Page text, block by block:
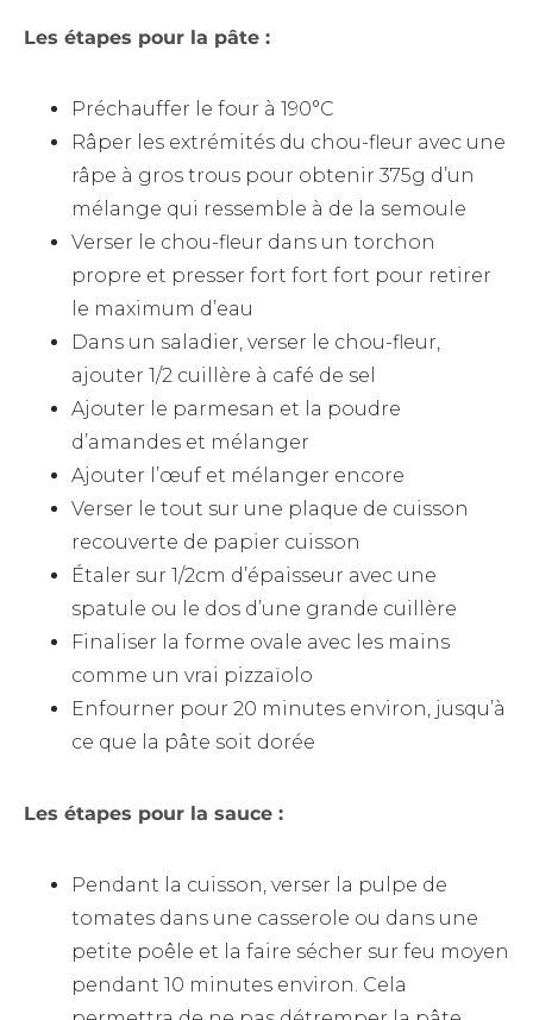
Les étapes pour la pâte :
Préchauffer le four à 190°C
Râper les extrémités du chou-fleur avec une
râpe à gros trous pour obtenir 375g d’un
mélange qui ressemble à de la semoule
Verser le chou-fleur dans un torchon
propre et presser fort fort fort pour retirer
le maximum d’eau
Dans un saladier, verser le chou-fleur,
ajouter 1/2 cuillère à café de sel
Ajouter le parmesan et la poudre
d’amandes et mélanger
Ajouter l’œuf et mélanger encore
Verser le tout sur une plaque de cuisson
recouverte de papier cuisson
Étaler sur 1/2cm d’épaisseur avec une
spatule ou le dos d’une grande cuillère
Finaliser la forme ovale avec les mains
comme un vrai pizzaïolo
Enfourner pour 20 minutes environ, jusqu’à
ce que la pâte soit dorée
Les étapes pour la sauce :
Pendant la cuisson, verser la pulpe de
tomates dans une casserole ou dans une
petite poêle et la faire sécher sur feu moyen
pendant 10 minutes environ. Cela